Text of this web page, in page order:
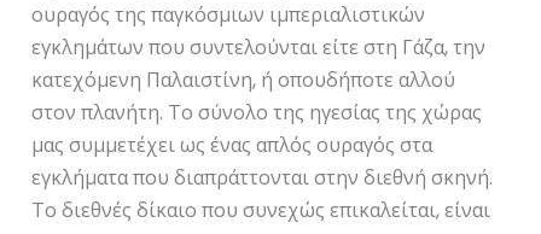
ουραγός της παγκόσμιων ιμπεριαλιστικών
εγκλημάτων που συντελούνται είτε στη Γάζα, την
κατεχόμενη Παλαιστίνη, ή οπουδήποτε αλλού
στον πλανήτη. Το σύνολο της ηγεσίας της χώρας
μας συμμετέχει ως ένας απλός ουραγός στα
εγκλήματα που διαπράττονται στην διεθνή σκηνή.
Το διεθνές δίκαιο που συνεχώς επικαλείται, είναι